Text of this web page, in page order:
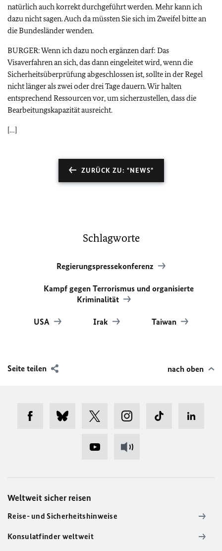
natürlich auch korrekt durchgeführt werden. Mehr kann ich
dazu nicht sagen. Auch da müssten Sie sich im Zweifel bitte an
die Bundesländer wenden.
BURGER: Wenn ich dazu noch ergänzen darf: Das
Visaverfahren an sich, das dann eingeleitet wird, wenn die
Sicherheitsüberprüfung abgeschlossen ist, sollte in der Regel
nicht länger als zwei oder drei Tage dauern. Wir halten
entsprechend Ressourcen vor, um sicherzustellen, dass die
Bearbeitungskapazität ausreicht.
[…]
ZURÜCK ZU: "NEWS"
Schlagworte
Regierungspressekonferenz
Kampf gegen Terrorismus und organisierte
Kriminalität
USA Irak Taiwan
Seite teilen nach oben
Weltweit sicher reisen
Reise- und Sicherheitshinweise
Konsulatfinder weltweit